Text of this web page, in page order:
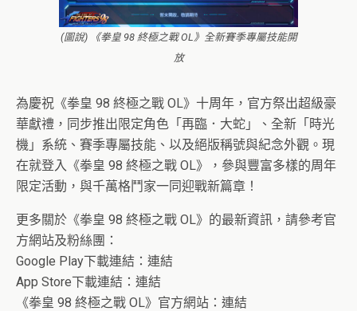
(圖說) 《拳皇 98 終極之戰 OL》全新賽季專屬技能開
放
為慶祝《拳皇 98 終極之戰 OL》十周年，官方祭出超級豪
華獻禮，同步推出限定角色「再臨．大蛇」、全新「時光
機」系統、賽季專屬技能、以及絕版稱號與紀念外觀。現
在就登入《拳皇 98 終極之戰 OL》，參與豐富多樣的周年
限定活動，與千萬格鬥家一同迎戰新篇章！
更多關於《拳皇 98 終極之戰 OL》的最新資訊，請參考官
方網站及粉絲團：
Google Play下載連結：連結
App Store下載連結：連結
《拳皇 98 終極之戰 OL》官方網站：連結